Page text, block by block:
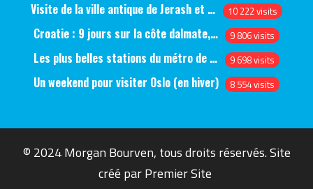
Visite de la ville antique de Jerash et du château d’Ajlun (jour 1) 10 222 visits
Croatie : 9 jours sur la côte dalmate, de Split à Dubrovnik, en passant par Hvar et Mjlet 9 806 visits
Les plus belles stations du métro de Saint-Pétersbourg 9 698 visits
Un weekend pour visiter Oslo (en hiver) 8 554 visits
© 2024 Morgan Bourven, tous droits réservés. Site
créé parPremier Site